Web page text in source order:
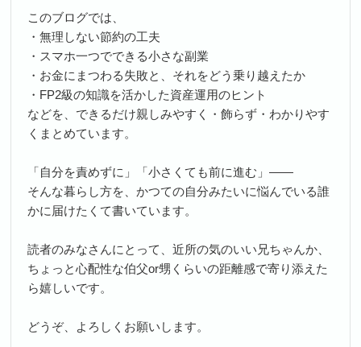
このブログでは、
・無理しない節約の工夫
・スマホ一つでできる小さな副業
・お金にまつわる失敗と、それをどう乗り越えたか
・FP2級の知識を活かした資産運用のヒント
などを、できるだけ親しみやすく・飾らず・わかりやす
くまとめています。
「自分を責めずに」「小さくても前に進む」――
そんな暮らし方を、かつての自分みたいに悩んでいる誰
かに届けたくて書いています。
読者のみなさんにとって、近所の気のいい兄ちゃんか、
ちょっと心配性な伯父or甥くらいの距離感で寄り添えた
ら嬉しいです。
どうぞ、よろしくお願いします。